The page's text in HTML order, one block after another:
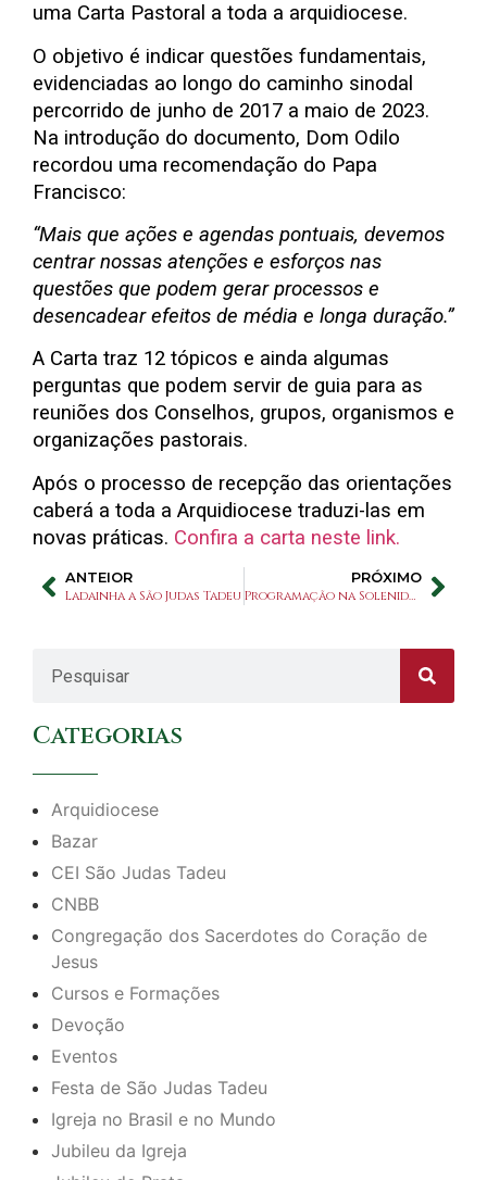
uma Carta Pastoral a toda a arquidiocese.
O objetivo é indicar questões fundamentais,
evidenciadas ao longo do caminho sinodal
percorrido de junho de 2017 a maio de 2023.
Na introdução do documento, Dom Odilo
recordou uma recomendação do Papa
Francisco:
“Mais que ações e agendas pontuais, devemos
centrar nossas atenções e esforços nas
questões que podem gerar processos e
desencadear efeitos de média e longa duração.”
A Carta traz 12 tópicos e ainda algumas
perguntas que podem servir de guia para as
reuniões dos Conselhos, grupos, organismos e
organizações pastorais.
Após o processo de recepção das orientações
caberá a toda a Arquidiocese traduzi-las em
novas práticas. Confira a carta neste link.
ANTEIOR
Ladainha a São Judas Tadeu
PRÓXIMO
Programação na Solenidade de Corpus Christi em 08 de junho
Categorias
Arquidiocese
Bazar
CEI São Judas Tadeu
CNBB
Congregação dos Sacerdotes do Coração de
Jesus
Cursos e Formações
Devoção
Eventos
Festa de São Judas Tadeu
Igreja no Brasil e no Mundo
Jubileu da Igreja